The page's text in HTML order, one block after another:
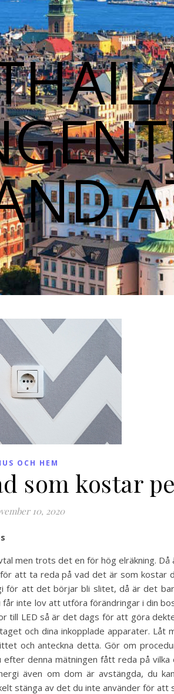
OCH HEM
som kostar
10, 2020
men trots det en för hög elräkning.
att ta reda på vad det är som kostar
för att det börjar bli slitet, då är det
inte lov att utföra förändringar i din
till LED så är det dags för att göra
och dina inkopplade apparater. Låt
och anteckna detta. Gör om
denna mätningen fått reda på
även om dom är avstängda, du
stänga av det du inte använder för att